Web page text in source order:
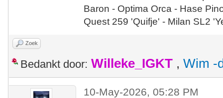
Baron - Optima Orca - Hase
Quest 259 'Quifje' - Milan SL2
Zoek
Bedankt door: Willeke_IGKT , Wim -
10-May-2026, 05:28 PM